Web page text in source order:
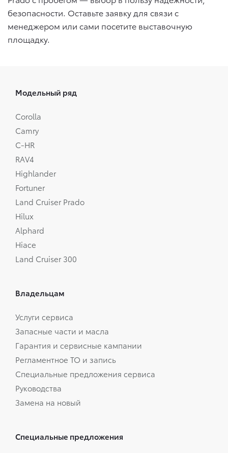
безопасности. Оставьте заявку для связи с
менеджером или сами посетите выставочную
площадку.
Модельный ряд
Corolla
Camry
C-HR
RAV4
Highlander
Fortuner
Land Cruiser Prado
Hilux
Alphard
Hiace
Land Cruiser 300
Владельцам
Услуги сервиса
Запасные части и масла
Гарантия и сервисные кампании
Регламентное ТО и запись
Специальные предложения сервиса
Руководства
Замена на новый
Специальные предложения